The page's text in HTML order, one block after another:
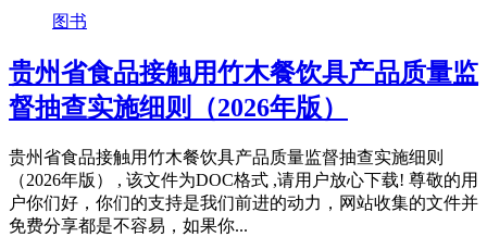
图书
贵州省食品接触用竹木餐饮具产品质量监
督抽查实施细则（2026年版）
贵州省食品接触用竹木餐饮具产品质量监督抽查实施细则
（2026年版） , 该文件为DOC格式 ,请用户放心下载! 尊敬的用
户你们好，你们的支持是我们前进的动力，网站收集的文件并
免费分享都是不容易，如果你...